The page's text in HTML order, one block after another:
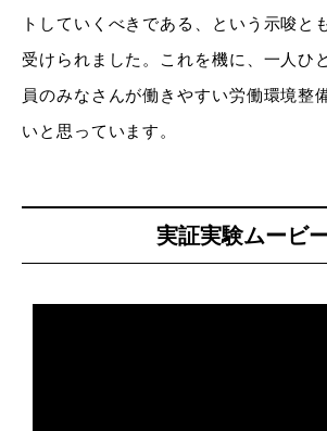
トしていくべきである、という示唆と
受けられました。これを機に、一人ひ
員のみなさんが働きやすい労働環境整
いと思っています。
実証実験ムービ